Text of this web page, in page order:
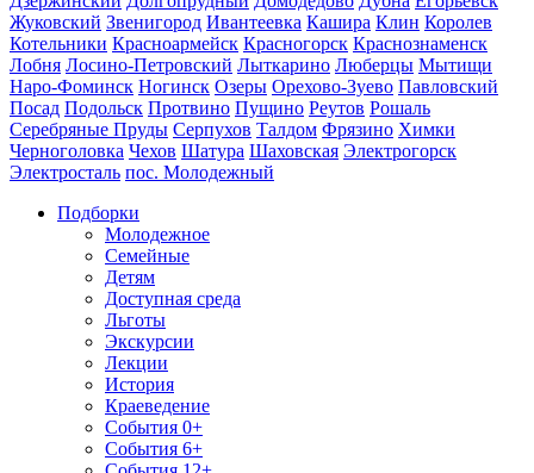
Жуковский Звенигород Ивантеевка Кашира Клин Королев
Котельники Красноармейск Красногорск Краснознаменск
Лобня Лосино-Петровский Лыткарино Люберцы Мытищи
Наро-Фоминск Ногинск Озеры Орехово-Зуево Павловский
Посад Подольск Протвино Пущино Реутов Рошаль
Серебряные Пруды Серпухов Талдом Фрязино Химки
Черноголовка Чехов Шатура Шаховская Электрогорск
Электросталь пос. Молодежный
Подборки
Молодежное
Семейные
Детям
Доступная среда
Льготы
Экскурсии
Лекции
История
Краеведение
События 0+
События 6+